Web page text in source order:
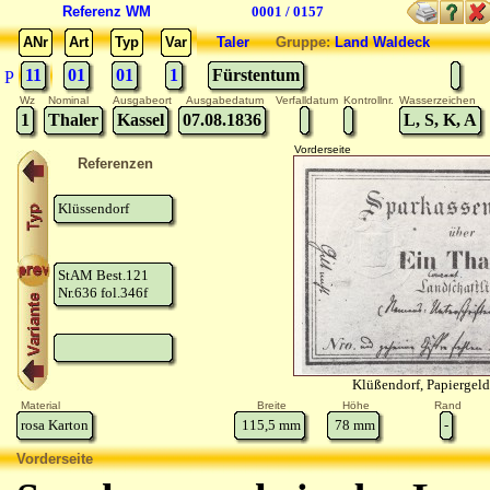
Referenz WM
0001 / 0157
ANr
Art Typ Var
P 11 01 01 1
TalerGruppe:Land Waldeck
Fürstentum
Wz Nominal Ausgabeort Ausgabedatum Verfalldatum Kontrollnr. Wasserzeichen
1 Thaler Kassel 07.08.1836 L, S, K, A
Referenzen
Klüssendorf
StAM Best.121
Nr.636 fol.346f
Vorderseite
Klüßendorf,
Material Breite Höhe Rand
rosa Karton 115,5 mm 78 mm -
Vorderseite